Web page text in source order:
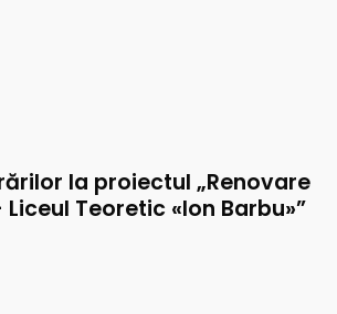
la proiectul „Renovare
Teoretic «Ion Barbu»”